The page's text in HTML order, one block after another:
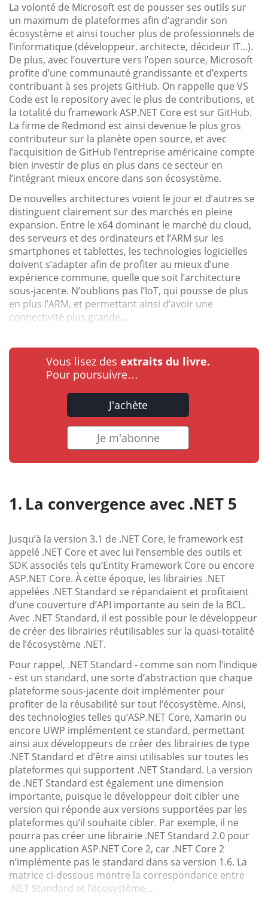
La volonté de Microsoft est de pousser ses outils sur
un maximum de plateformes afin d’agrandir son
écosystème et ainsi toucher plus de professionnels de
l’informatique (développeur, architecte, décideur IT...).
De plus, avec l’ouverture vers l’open source, Microsoft
profite d’une communauté grandissante et d’experts
contribuant à ses projets GitHub. On rappelle que VS
Code est le repository avec le plus de contributions, et
la totalité du framework ASP.NET Core est sur GitHub.
La firme de Redmond est ainsi devenue le plus gros
contributeur sur la planète open source, et avec
l’acquisition de GitHub l’entreprise américaine compte
bien investir de plus en plus dans ce secteur en
l’intégrant mieux encore dans son écosystème.
De nouvelles architectures voient le jour et d’autres se
distinguent clairement sur des marchés en pleine
expansion. Entre le x64 dominant le marché du cloud,
des serveurs et des ordinateurs et l’ARM sur les
smartphones et tablettes, les technologies logicielles
doivent s’adapter afin de profiter au mieux d’une
expérience commune, quelle que soit l’architecture
sous-jacente. N’oublions pas l’IoT, qui pousse de plus
en plus l’ARM, et permettant ainsi d’avoir une
connectivité plus grande...
Vous lisez des extraits du livre.
Pour poursuivre…
J'achète
Je m'abonne
La convergence avec .NET 5
Jusqu’à la version 3.1 de .NET Core, le framework est
appelé .NET Core et avec lui l’ensemble des outils et
SDK associés tels qu’Entity Framework Core ou encore
ASP.NET Core. À cette époque, les librairies .NET
appelées .NET Standard se répandaient et profitaient
d’une couverture d’API importante au sein de la BCL.
Avec .NET Standard, il est possible pour le développeur
de créer des librairies réutilisables sur la quasi-totalité
de l’écosystème .NET.
Pour rappel, .NET Standard - comme son nom l’indique
- est un standard, une sorte d’abstraction que chaque
plateforme sous-jacente doit implémenter pour
profiter de la réusabilité sur tout l’écosystème. Ainsi,
des technologies telles qu’ASP.NET Core, Xamarin ou
encore UWP implémentent ce standard, permettant
ainsi aux développeurs de créer des librairies de type
.NET Standard et d’être ainsi utilisables sur toutes les
plateformes qui supportent .NET Standard. La version
de .NET Standard est également une dimension
importante, puisque le développeur doit cibler une
version qui réponde aux versions supportées par les
plateformes qu’il souhaite cibler. Par exemple, il ne
pourra pas créer une librairie .NET Standard 2.0 pour
une application ASP.NET Core 2, car .NET Core 2
n’implémente pas le standard dans sa version 1.6. La
matrice ci-dessous montre la correspondance entre
.NET Standard et l’écosystème....